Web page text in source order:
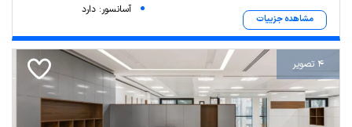
مشاهده جزییات
آسانسور: دارد
4 تصویر